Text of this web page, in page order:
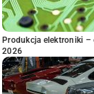
Produkcja elektroniki –
2026